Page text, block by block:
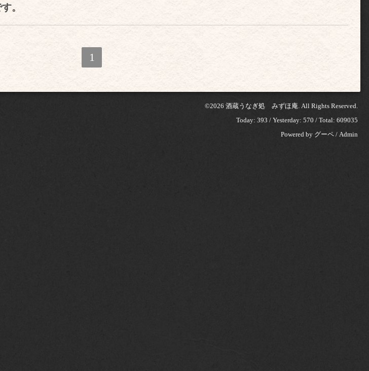
。
1
©2026 酒蔵うなぎ処 みずほ庵 . All Rights Reserved.
Today: 393 / Yesterday: 570 / Total: 609035
Powered by グーペ / Admin